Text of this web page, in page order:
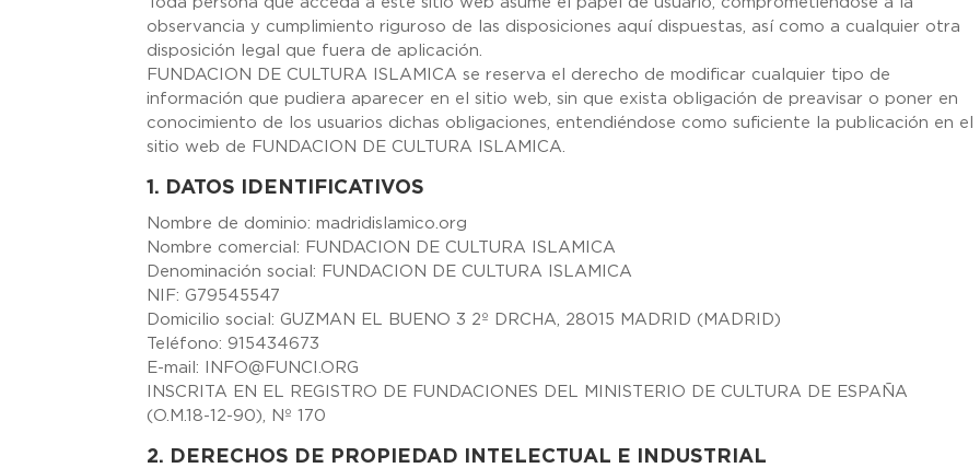
observancia y cumplimiento riguroso de las disposiciones aquí dispuestas, así como a cualquier otra
disposición legal que fuera de aplicación.
FUNDACION DE CULTURA ISLAMICA se reserva el derecho de modificar cualquier tipo de
información que pudiera aparecer en el sitio web, sin que exista obligación de preavisar o poner en
conocimiento de los usuarios dichas obligaciones, entendiéndose como suficiente la publicación en el
sitio web de FUNDACION DE CULTURA ISLAMICA.
1. DATOS IDENTIFICATIVOS
Nombre de dominio: madridislamico.org
Nombre comercial: FUNDACION DE CULTURA ISLAMICA
Denominación social: FUNDACION DE CULTURA ISLAMICA
NIF: G79545547
Domicilio social: GUZMAN EL BUENO 3 2º DRCHA, 28015 MADRID (MADRID)
Teléfono: 915434673
E-mail: INFO@FUNCI.ORG
INSCRITA EN EL REGISTRO DE FUNDACIONES DEL MINISTERIO DE CULTURA DE ESPAÑA
(O.M.18-12-90), Nº 170
2. DERECHOS DE PROPIEDAD INTELECTUAL E INDUSTRIAL